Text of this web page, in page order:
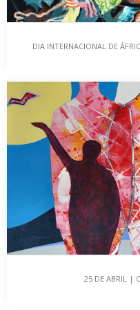
DIA INTERNACIONAL
DIVERSIDADE
“A DIVERSIDADE CULTURAL
NOS A EXISTÊNCIA” O dia
DIA INTERNACIONAL DE
25 DE ABRIL |